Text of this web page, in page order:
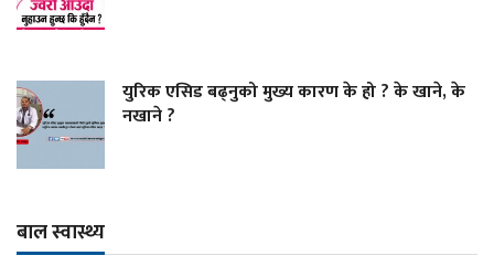
युरिक एसिड बढ्नुको मुख्य कारण के हो ? के खाने, के
नखाने ?
बाल स्वास्थ्य